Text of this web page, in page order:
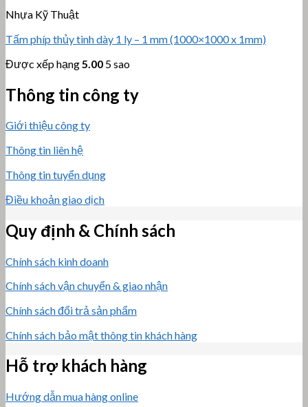
Nhựa Kỹ Thuật
Tấm phíp thủy tinh dày 1 ly – 1 mm (1000×1000 x 1mm)
Được xếp hạng5.00 5 sao
Thông tin công ty
Giới thiệu công ty
Thông tin liên hệ
Thông tin tuyển dụng
Điều khoản giao dịch
Quy định & Chính sách
Chính sách kinh doanh
Chính sách vận chuyển & giao nhận
Chính sách đổi trả sản phẩm
Chính sách bảo mật thông tin khách hàng
Hỗ trợ khách hàng
Hướng dẫn mua hàng online